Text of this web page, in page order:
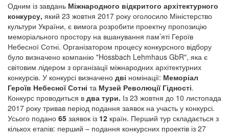
Одним із завдань Міжнародного відкритого архітектурного
конкурсу, який 23 жовтня 2017 року оголосило Міністерство
культури України, є вимога розробити проектну пропозицію
меморіального простору на вшанування пам’яті Героїв
Небесної Сотні. Організатором процесу конкурсного відбору
було визначено компанію "Hossbach Lehmhaus GbR", яка є
світовим лідером з організації міжнародних архітектурних
конкурсів. У конкурсі визначено дві номінації: Меморіал
Героїв Небесної Сотні та Музей Революції Гідності.
Конкурс проводиться в два тури. Із 23 жовтня до 10 листопада
2017 року тривав період подання заявок на участь у конкурсі.
Усього подано 65 заявок із 12 країн. Перший тур складається з
кількох етапів: перший – подання конкурсних проектів із 27